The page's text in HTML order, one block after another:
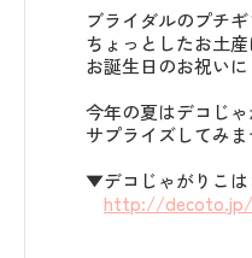
ブライダルのプチギ
ちょっとしたお土産
お誕生日のお祝いに
今年の夏はデコじゃ
サプライズしてみま
▼デコじゃがりこは
http://decoto.jp/